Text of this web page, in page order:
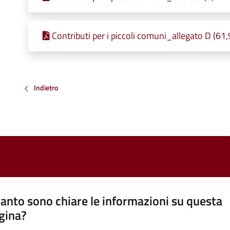
Contributi per i piccoli comuni_allegato D
Indietro
sono chiare le informazioni su questa